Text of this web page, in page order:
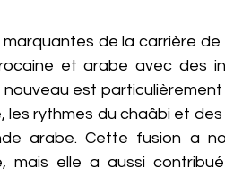
marquantes de la carrière
et arabe avec des
nouveau est
les rythmes du chaâbi et
arabe. Cette fusion a
mais elle a aussi